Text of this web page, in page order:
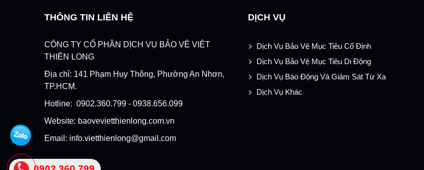
THÔNG TIN LIÊN HỆ
CÔNG TY CỔ PHẦN DỊCH VỤ BẢO VỆ VIỆT
THIÊN LONG
Địa chỉ: 141 Phạm Huy Thông, Phường An Nhơn,
TP.HCM.
Hotline: 0902.360.799 - 0938.656.099
Website: baovevietthienlong.com.vn
Email: info.vietthienlong@gmail.com
DỊCH VỤ
Dịch Vụ Bảo Vệ Mục Tiêu Cố Định
Dịch Vụ Bảo Vệ Mục Tiêu Di Động
Dịch Vụ Báo Động Và Giám Sát Từ Xa
Dịch Vụ Khác